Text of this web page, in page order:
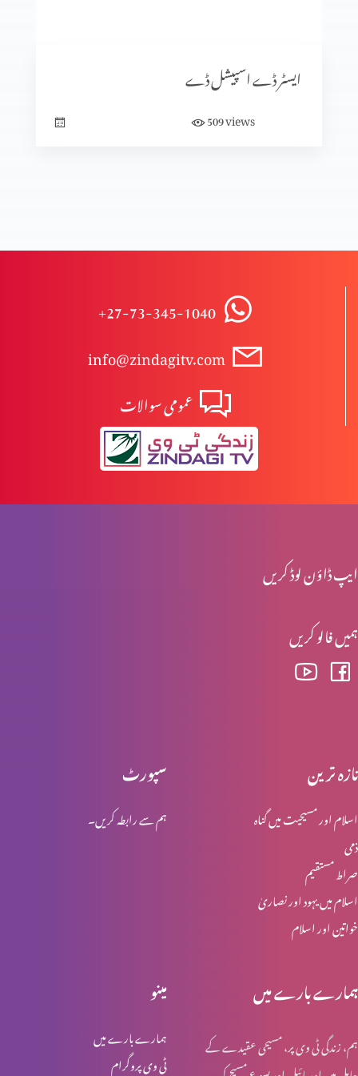
پاکستان ٹور ریویو
انتقام
پاکستان ٹور ریویو
ایسٹر ڈے اسپیشل ڈے
509views
+27-73-345-1040
info@zindagitv.com
عمومی سوالات
ایپ ڈاؤن لوڈ کریں
ہمیں فالو کریں
سپورٹ
ہم سے رابطہ کریں۔
تازہ ترین
اسلام اور مسیحیت میں گناہ
ذمی
صراط مستقیم
اسلام میں یہود اور نصاریٰ
خواتین اور اسلام
مینو
ہمارے بارے میں
ٹی وی پروگرام
ہمارے بارے میں
ہم، زندگی ٹی وی پر، مسیحی عقیدے کے